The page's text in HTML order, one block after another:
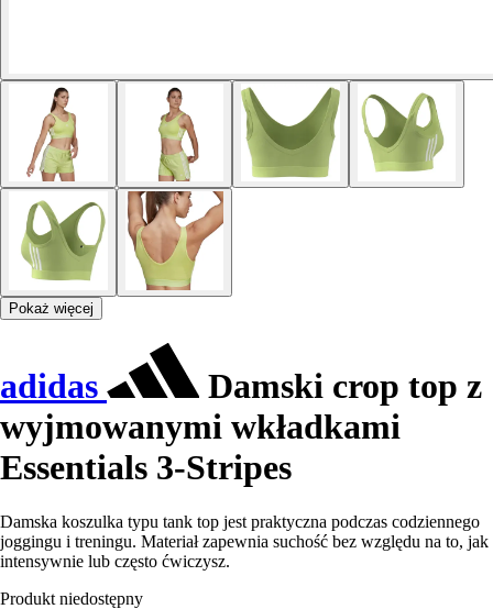
Pokaż więcej
adidas
Damski crop top z
wyjmowanymi wkładkami
Essentials 3-Stripes
Damska koszulka typu tank top jest praktyczna podczas codziennego
joggingu i treningu. Materiał zapewnia suchość bez względu na to, jak
intensywnie lub często ćwiczysz.
Produkt niedostępny